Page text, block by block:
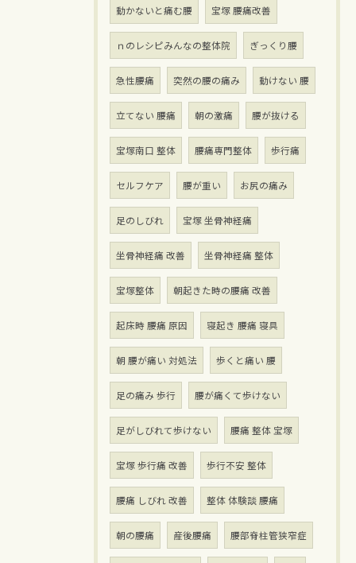
動かないと痛む腰 宝塚 腰痛改善
ｎのレシピみんなの整体院 ぎっくり腰
急性腰痛 突然の腰の痛み 動けない 腰
立てない 腰痛 朝の激痛 腰が抜ける
宝塚南口 整体 腰痛専門整体 歩行痛
セルフケア 腰が重い お尻の痛み
足のしびれ 宝塚 坐骨神経痛
坐骨神経痛 改善 坐骨神経痛 整体
宝塚整体 朝起きた時の腰痛 改善
起床時 腰痛 原因 寝起き 腰痛 寝具
朝 腰が痛い 対処法 歩くと痛い 腰
足の痛み 歩行 腰が痛くて歩けない
足がしびれて歩けない 腰痛 整体 宝塚
宝塚 歩行痛 改善 歩行不安 整体
腰痛 しびれ 改善 整体 体験談 腰痛
朝の腰痛 産後腰痛 腰部脊柱管狭窄症